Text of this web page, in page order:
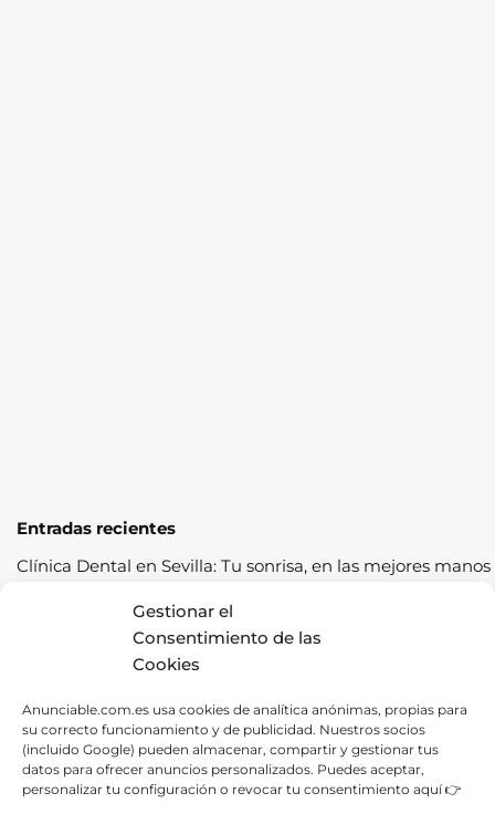
Gestionar el
Consentimiento de las
Cookies
Anunciable.com.es usa cookies de analítica anónimas, propias para
su correcto funcionamiento y de publicidad. Nuestros socios
(incluido Google) pueden almacenar, compartir y gestionar tus
datos para ofrecer anuncios personalizados. Puedes aceptar,
personalizar tu configuración o revocar tu consentimiento aquí 👉
Entradas recientes
Clínica Dental en Sevilla: Tu sonrisa, en las mejores manos
Cómo pasar la ITV a la primera: guía completa con
consejos prácticos
Los cereales sostenibles representan una oportunidad de
Fábrica de Canapés en Barcelona: La Mejor Opción para
tu Descanso
Las ventajas de contratar una empresa de alquiler de